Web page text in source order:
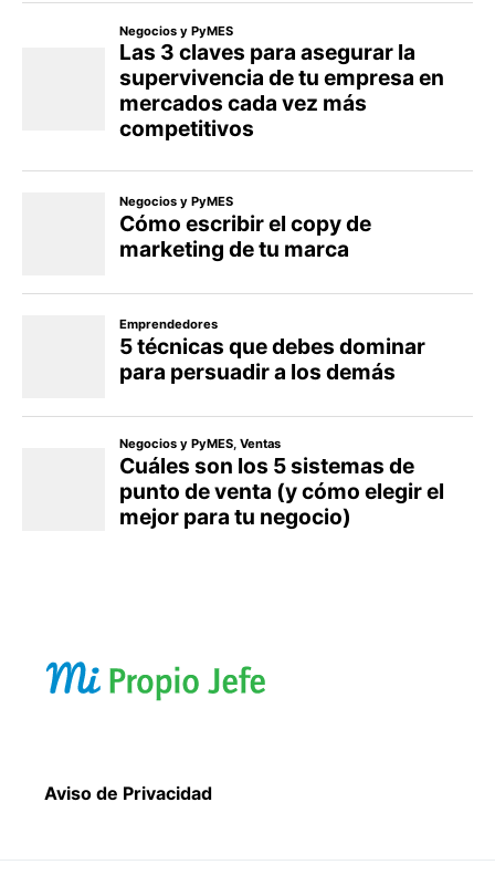
Aviso de Privacidad